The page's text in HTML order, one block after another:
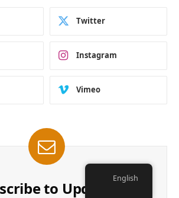
Twitter
Instagram
Vimeo
to Updates
English